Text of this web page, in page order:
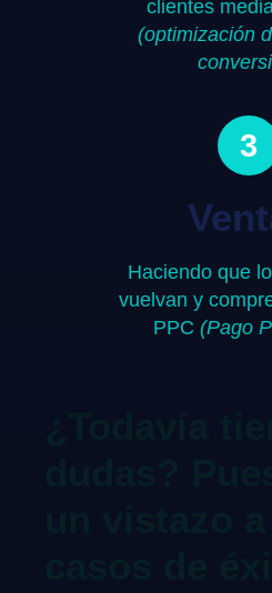
clientes
(optimización
3
Haciendo que
vuelvan y
PPC (Pago